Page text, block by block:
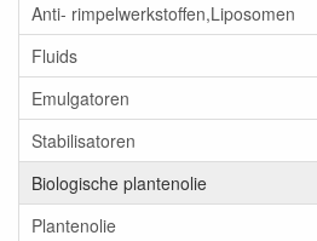
Anti- rimpelwerkstoffen,Liposomen
Fluids
Emulgatoren
Stabilisatoren
Biologische plantenolie
Plantenolie